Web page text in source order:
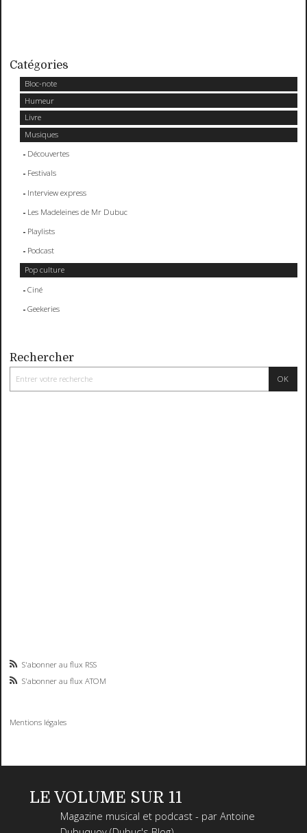
Catégories
Bloc-note
Humeur
Livre
Musiques
Découvertes
Festivals
Interview express
Les Madeleines de Mr Dubuc
Playlists
Podcast
Pop culture
Ciné
Geekeries
Rechercher
S'abonner au flux RSS
S'abonner au flux ATOM
Mentions légales
LE VOLUME SUR 11
Magazine musical et podcast - par Antoine